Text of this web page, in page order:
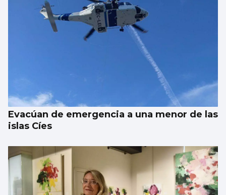
Evacúan de emergencia a una menor de las
islas Cíes